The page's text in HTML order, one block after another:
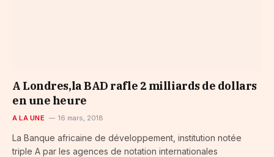
A Londres,la BAD rafle 2 milliards de dollars
en une heure
A LA UNE 16 mars, 2018
La Banque africaine de développement, institution notée
triple A par les agences de notation internationales